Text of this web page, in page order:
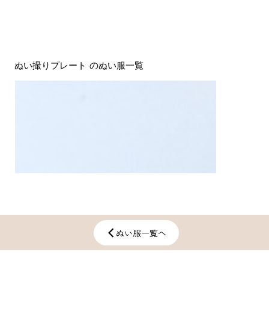
ぬい撮りプレート ​のぬい服一覧
ぬい服一覧へ